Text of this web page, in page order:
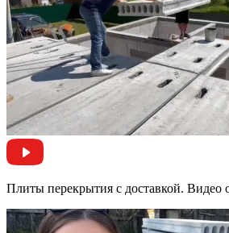
Плиты перекрытия с доставкой. Видео